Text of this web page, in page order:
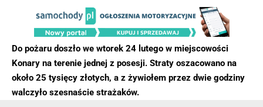
Do pożaru doszło we wtorek 24 lutego w miejscowości
Konary na terenie jednej z posesji. Straty oszacowano na
około 25 tysięcy złotych, a z żywiołem przez dwie godziny
walczyło szesnaście strażaków.